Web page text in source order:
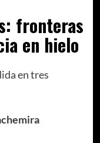
fronteras
en hielo
en tres